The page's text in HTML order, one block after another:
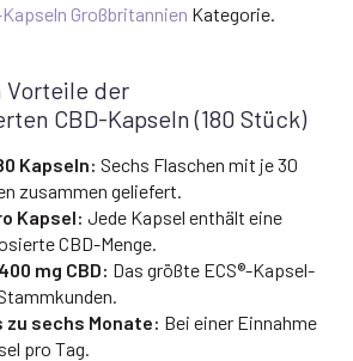
Großbritannien Kategorie.
Vorteile der
CBD-Kapseln (180 Stück)
Kapseln: Sechs Flaschen mit je 30
zusammen geliefert.
Kapsel: Jede Kapsel enthält eine
CBD-Menge.
mg CBD: Das größte ECS®-Kapsel-
sechs Monate: Bei einer Einnahme
pro Tag.